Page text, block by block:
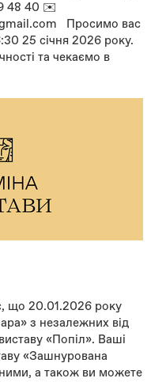
48 40 ✉️
Просимо вас
25 січня 2026 року.
та чекаємо в
що 20.01.2026 року
з незалежних від
«Попіл». Ваші
«Зашнурована
а також ви можете